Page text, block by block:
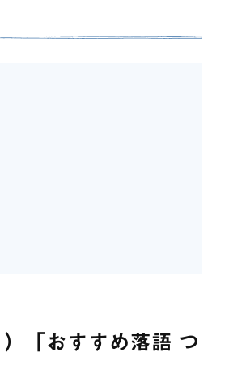
「おすすめ落語 つ